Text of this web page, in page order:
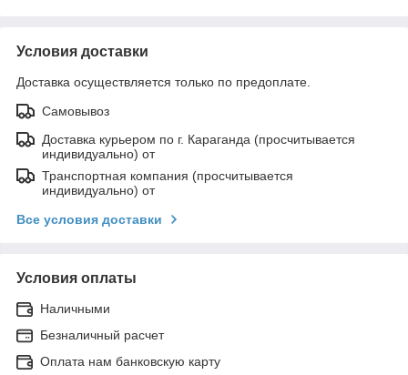
Условия доставки
Доставка осуществляется только по предоплате.
Самовывоз
Доставка курьером по г. Караганда (просчитывается
индивидуально) от
Транспортная компания (просчитывается
индивидуально) от
Все условия доставки
Условия оплаты
Наличными
Безналичный расчет
Оплата нам банковскую карту